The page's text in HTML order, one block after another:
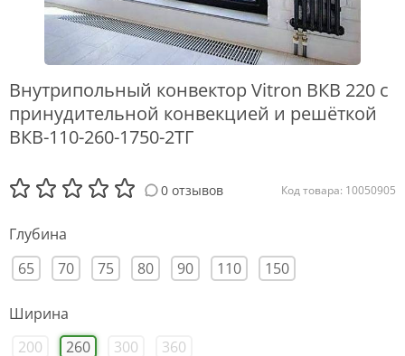
Внутрипольный конвектор Vitron ВКВ 220 с
принудительной конвекцией и решёткой
ВКВ-110-260-1750-2ТГ
0 отзывов Код товара: 10050905
Глубина
65
70 75 80 90 110 150
Ширина
200
260 300 360